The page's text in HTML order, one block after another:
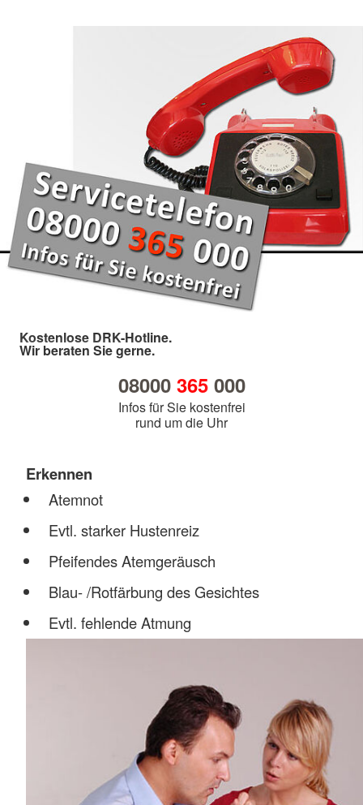
Kostenlose DRK-Hotline.
Wir beraten Sie gerne.
08000 365000
Infos für Sie kostenfrei
rund um die Uhr
Erkennen
Atemnot
Evtl. starker Hustenreiz
Pfeifendes Atemgeräusch
Blau- /Rotfärbung des Gesichtes
Evtl. fehlende Atmung